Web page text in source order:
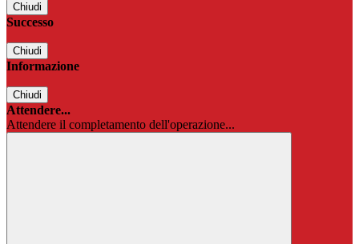
Chiudi
Successo
Chiudi
Informazione
Chiudi
Attendere...
Attendere il completamento dell'operazione...